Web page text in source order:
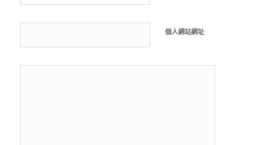
個人網站網址